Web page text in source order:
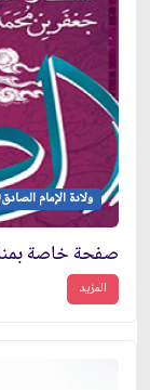
ولادة الإمام
صفحة خاصة
المزيد